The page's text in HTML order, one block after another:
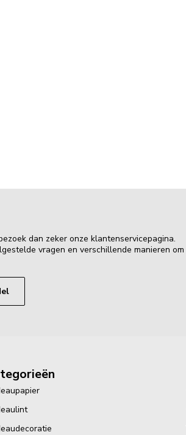
dan zeker onze klantenservicepagina.
vragen en verschillende manieren om